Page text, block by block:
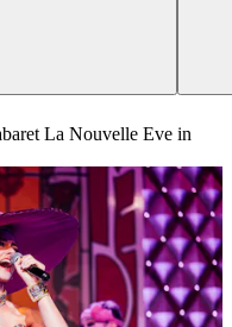
La Nouvelle Eve in